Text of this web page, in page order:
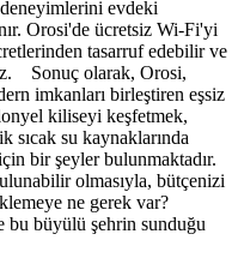
evdeki
Orosi'de ücretsiz Wi-Fi'yi
tasarruf edebilir ve
Sonuç olarak, Orosi,
imkanları birleştiren eşsiz
kiliseyi keşfetmek,
su kaynaklarında
bir şeyler bulunmaktadır.
olmasıyla, bütçenizi
ne gerek var?
bu büyülü şehrin sunduğu